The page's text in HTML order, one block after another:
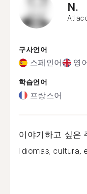
N.
구사언어
스페인어 영
학습언어
프랑스어
이야기하고 싶은
Idiomas, cultura,